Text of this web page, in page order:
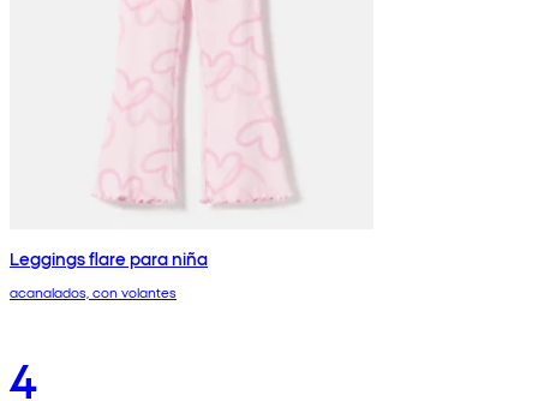
Leggings flare para niña
acanalados, con volantes
4